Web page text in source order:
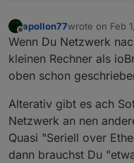
Offline
apollon77wrote on Feb
last edited by
Wenn Du Netzwerk
kleinen Rechner als
oben schon
Alterativ gibt es ach
Netzwerk an nen
Quasi "Seriell over
dann brauchst Du